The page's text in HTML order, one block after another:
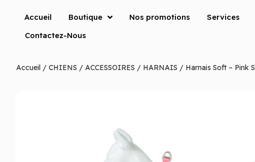
Accueil Boutique Nos promotions Services
Contactez-Nous
Accueil / CHIENS / ACCESSOIRES / HARNAIS / Harnais Soft – Pink S